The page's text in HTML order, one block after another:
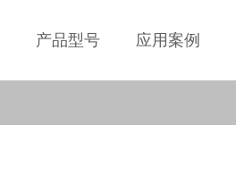
产品型号 应用案例